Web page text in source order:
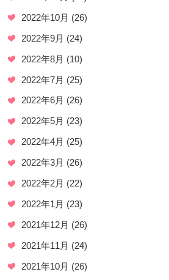
2022年10月 (26)
2022年9月 (24)
2022年8月 (10)
2022年7月 (25)
2022年6月 (26)
2022年5月 (23)
2022年4月 (25)
2022年3月 (26)
2022年2月 (22)
2022年1月 (23)
2021年12月 (26)
2021年11月 (24)
2021年10月 (26)